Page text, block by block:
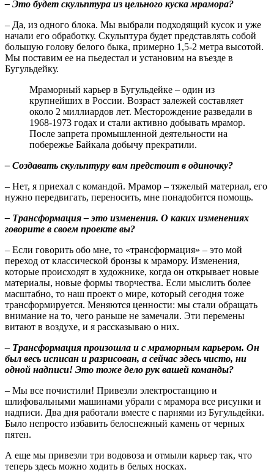
– Это будет скульптура из цельного куска мрамора?
– Да, из одного блока. Мы выбрали подходящий кусок и уже
начали его обработку. Скульптура будет представлять собой
большую голову белого быка, примерно 1,5-2 метра высотой.
Мы поставим ее на пьедестал и установим на въезде в
Бугульдейку.
Мраморный карьер в Бугульдейке – один из
крупнейших в России. Возраст залежей составляет
около 2 миллиардов лет. Месторождение разведали в
1968-1973 годах и стали активно добывать мрамор.
После запрета промышленной деятельности на
побережье Байкала добычу прекратили.
– Создавать скульптуру вам предстоит в одиночку?
– Нет, я приехал с командой. Мрамор – тяжелый материал, его
нужно передвигать, переносить, мне понадобится помощь.
– Трансформация – это изменения. О каких изменениях
говорите в своем проекте вы?
– Если говорить обо мне, то «трансформация» – это мой
переход от классической бронзы к мрамору. Изменения,
которые происходят в художнике, когда он открывает новые
материалы, новые формы творчества. Если мыслить более
масштабно, то наш проект о мире, который сегодня тоже
трансформируется. Меняются ценности: мы стали обращать
внимание на то, чего раньше не замечали. Эти перемены
витают в воздухе, и я рассказываю о них.
– Трансформация произошла и с мраморным карьером. Он
был весь исписан и разрисован, а сейчас здесь чисто, ни
одной надписи! Это тоже дело рук вашей команды?
– Мы все почистили! Привезли электростанцию и
шлифовальными машинами убрали с мрамора все рисунки и
надписи. Два дня работали вместе с парнями из Бугульдейки.
Было непросто избавить белоснежный камень от черных
пятен.
А еще мы привезли три водовоза и отмыли карьер так, что
теперь здесь можно ходить в белых носках.